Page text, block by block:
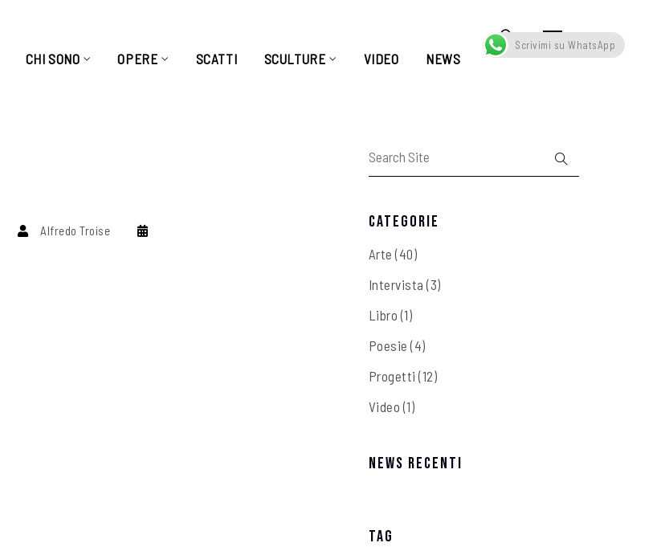
CHI SONO OPERE SCATTI SCULTURE VIDEO NEWS
Alfredo Troise Categorie
Arte (40)
Intervista (3)
Libro (1)
Poesie (4)
Progetti (12)
Video (1)
News recenti
Tag
Scrivimi su WhatsApp